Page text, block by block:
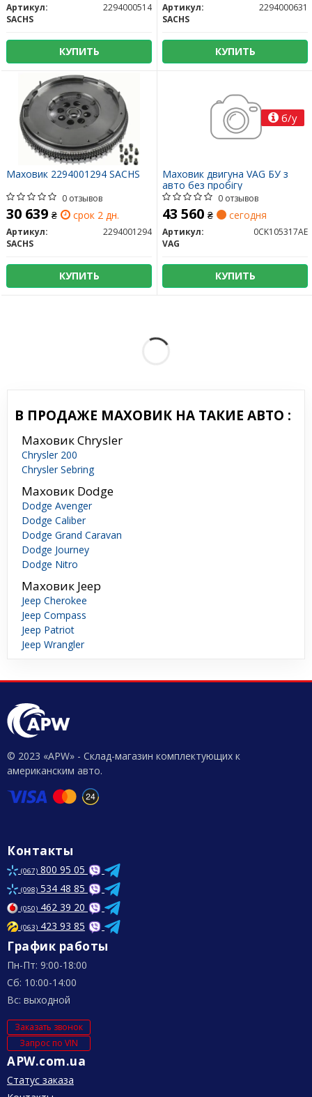
Артикул:
2294000514
SACHS
КУПИТЬ
Артикул:
2294000631
SACHS
КУПИТЬ
Маховик 2294001294 SACHS
0 отзывов
30 639 ₴ срок 2 дн.
Артикул:
2294001294
SACHS
КУПИТЬ
Маховик двигуна VAG БУ з
авто без пробігу
0 отзывов
43 560 ₴ сегодня
Артикул:
0CK105317AE
VAG
КУПИТЬ
б/у
В ПРОДАЖЕ МАХОВИК НА ТАКИЕ АВТО :
Маховик Chrysler
Chrysler 200
Chrysler Sebring
Маховик Dodge
Dodge Avenger
Dodge Caliber
Dodge Grand Caravan
Dodge Journey
Dodge Nitro
Маховик Jeep
Jeep Cherokee
Jeep Compass
Jeep Patriot
Jeep Wrangler
© 2023 «APW» - Склад-магазин комплектующих к
американским авто.
Контакты
(067) 800 95 05
(098) 534 48 85
(050) 462 39 20
(063) 423 93 85
График работы
Пн-Пт: 9:00-18:00
Сб: 10:00-14:00
Вс: выходной
Заказать звонок
Запрос по VIN
APW.com.ua
Статус заказа